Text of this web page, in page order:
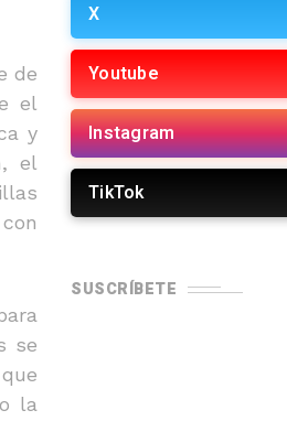
de
el
y
el
se
la
X
Youtube
Instagram
TikTok
SUSCRÍBETE